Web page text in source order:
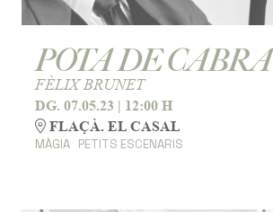
POTA DE CABRA
FÈLIX BRUNET
DG. 07.05.23 | 12:00 H
FLAÇÀ. EL CASAL
MÀGIA PETITS ESCENARIS